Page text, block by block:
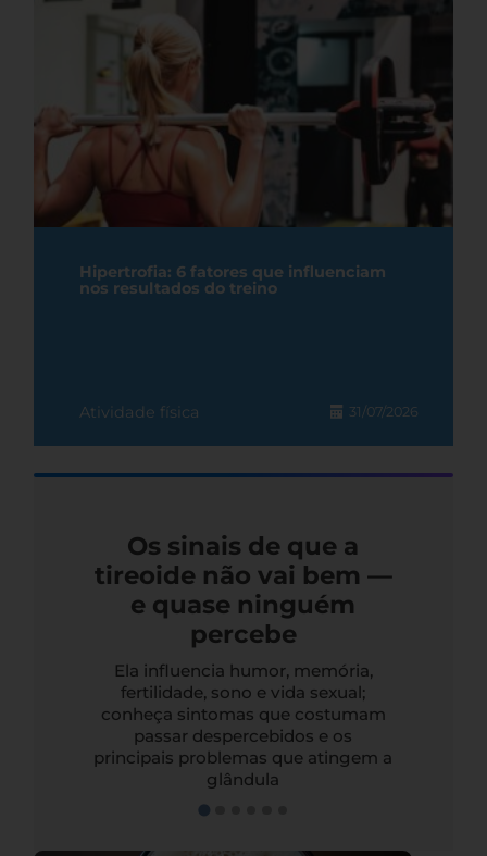
Hipertrofia: 6 fatores que influenciam
nos resultados do treino
Atividade física 31/07/2026
Os sinais de que a
tireoide não vai bem —
e quase ninguém
percebe
Ela influencia humor, memória,
fertilidade, sono e vida sexual;
conheça sintomas que costumam
passar despercebidos e os
principais problemas que atingem a
glândula